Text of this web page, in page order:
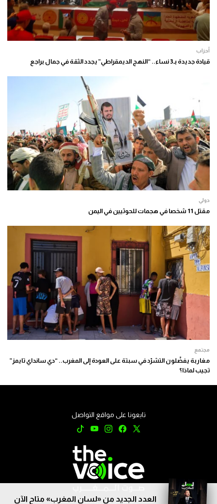
أحزاب
قيادة جديدة بـ3 نساء.. “النهج الديمقراطي” يجدد الثقة في جمال براجع
دولي
مقتل 11 شخصا في هجمات للحوثيين في اليمن
مجتمع
مغاربة يفضّلون التشرّد في سبتة على العودة إلى المغرب.. “دي سانداي تايمز”
تجيب لماذا؟
العدد الجديد من «لسان المغرب» متاح الآن
تابعونا على مواقع التواصل